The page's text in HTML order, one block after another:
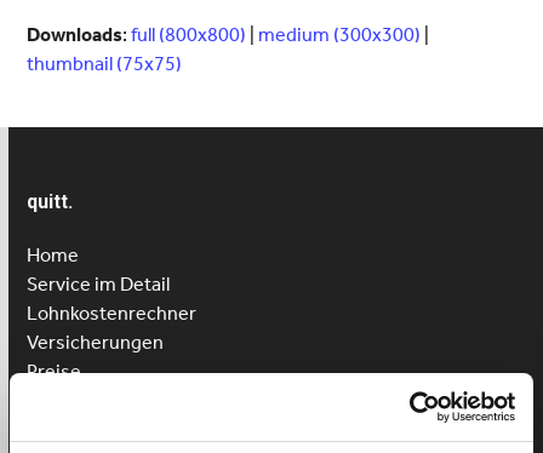
Downloads:full (800x800) medium (300x300)
thumbnail (75x75)
quitt.
Home
Service im Detail
Lohnkostenrechner
Versicherungen
Preise